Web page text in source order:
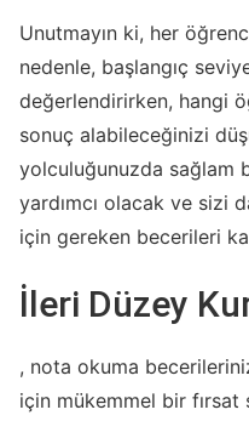
Unutmayın ki, her
nedenle, başlangıç
değerlendirirken, hangi
sonuç alabileceğinizi
yolculuğunuzda sağlam
yardımcı olacak ve sizi
için gereken becerileri
İleri Düzey
, nota okuma
için mükemmel bir fırsat